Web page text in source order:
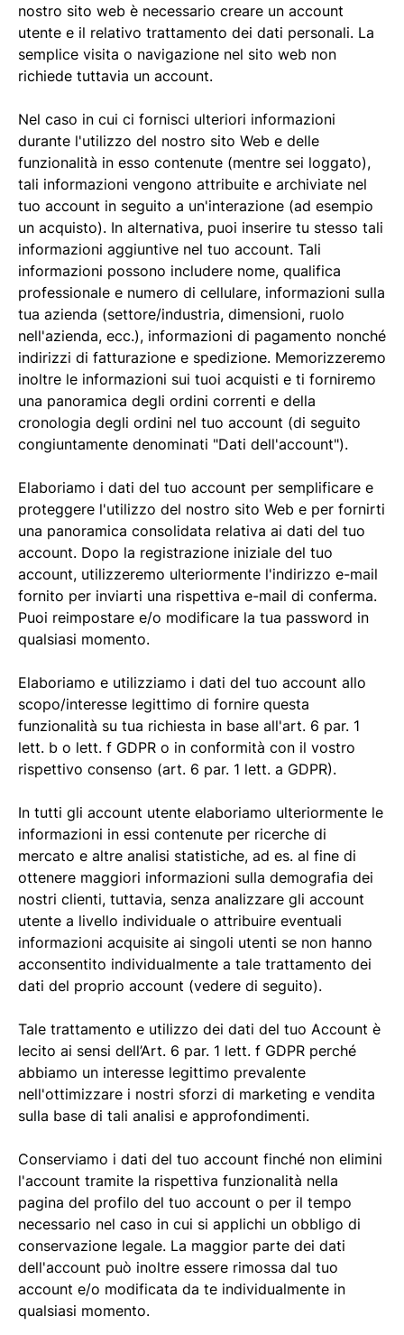
nostro sito web è necessario creare un account
utente e il relativo trattamento dei dati personali. La
semplice visita o navigazione nel sito web non
richiede tuttavia un account.
Nel caso in cui ci fornisci ulteriori informazioni
durante l'utilizzo del nostro sito Web e delle
funzionalità in esso contenute (mentre sei loggato),
tali informazioni vengono attribuite e archiviate nel
tuo account in seguito a un'interazione (ad esempio
un acquisto). In alternativa, puoi inserire tu stesso tali
informazioni aggiuntive nel tuo account. Tali
informazioni possono includere nome, qualifica
professionale e numero di cellulare, informazioni sulla
tua azienda (settore/industria, dimensioni, ruolo
nell'azienda, ecc.), informazioni di pagamento nonché
indirizzi di fatturazione e spedizione. Memorizzeremo
inoltre le informazioni sui tuoi acquisti e ti forniremo
una panoramica degli ordini correnti e della
cronologia degli ordini nel tuo account (di seguito
congiuntamente denominati "Dati dell'account").
Elaboriamo i dati del tuo account per semplificare e
proteggere l'utilizzo del nostro sito Web e per fornirti
una panoramica consolidata relativa ai dati del tuo
account. Dopo la registrazione iniziale del tuo
account, utilizzeremo ulteriormente l'indirizzo e-mail
fornito per inviarti una rispettiva e-mail di conferma.
Puoi reimpostare e/o modificare la tua password in
qualsiasi momento.
Elaboriamo e utilizziamo i dati del tuo account allo
scopo/interesse legittimo di fornire questa
funzionalità su tua richiesta in base all'art. 6 par. 1
lett. b o lett. f GDPR o in conformità con il vostro
rispettivo consenso (art. 6 par. 1 lett. a GDPR).
In tutti gli account utente elaboriamo ulteriormente le
informazioni in essi contenute per ricerche di
mercato e altre analisi statistiche, ad es. al fine di
ottenere maggiori informazioni sulla demografia dei
nostri clienti, tuttavia, senza analizzare gli account
utente a livello individuale o attribuire eventuali
informazioni acquisite ai singoli utenti se non hanno
acconsentito individualmente a tale trattamento dei
dati del proprio account (vedere di seguito).
Tale trattamento e utilizzo dei dati del tuo Account è
lecito ai sensi dell’Art. 6 par. 1 lett. f GDPR perché
abbiamo un interesse legittimo prevalente
nell'ottimizzare i nostri sforzi di marketing e vendita
sulla base di tali analisi e approfondimenti.
Conserviamo i dati del tuo account finché non elimini
l'account tramite la rispettiva funzionalità nella
pagina del profilo del tuo account o per il tempo
necessario nel caso in cui si applichi un obbligo di
conservazione legale. La maggior parte dei dati
dell'account può inoltre essere rimossa dal tuo
account e/o modificata da te individualmente in
qualsiasi momento.